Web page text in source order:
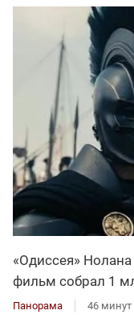
«Одиссея»
фильм собрал 1
Панорама 46 минут